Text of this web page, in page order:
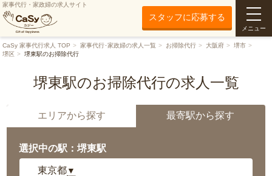
家事代行・家政婦の求人サイト
スタッフに応募する
メニュー
CaSy 家事代行求人 TOP 家事代行･家政婦の求人一覧 お掃除代行 大阪府
堺市
堺区
堺東駅のお掃除代行
堺東駅のお掃除代行の求人一覧
エリアから探す 最寄駅から探す
選択中の駅：堺東駅
東京都▼